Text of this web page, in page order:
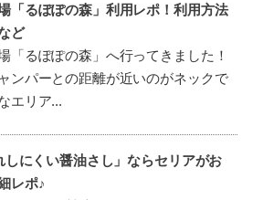
「るぽぽの森」利用レポ！利用方法
ど
「るぽぽの森」へ行ってきました！
ンパーとの距離が近いのがネックで
エリア...
しにくい醤油さし」ならセリアがお
レポ♪